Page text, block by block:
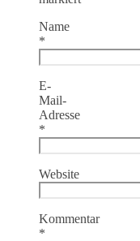
Name
*
E-
Mail-
Adresse
*
Website
Kommentar
*